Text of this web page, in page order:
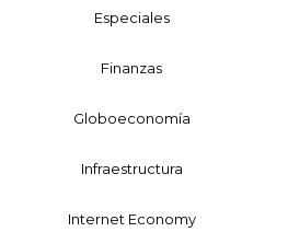
Especiales
Finanzas
Globoeconomía
Infraestructura
Internet Economy